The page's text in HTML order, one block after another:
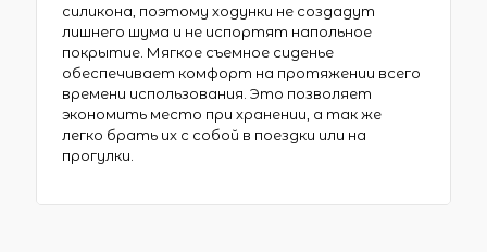
силикона, поэтому ходунки не создадут
лишнего шума и не испортят напольное
покрытие. Мягкое съемное сиденье
обеспечивает комфорт на протяжении всего
времени использования. Это позволяет
экономить место при хранении, а так же
легко брать их с собой в поездки или на
прогулки.